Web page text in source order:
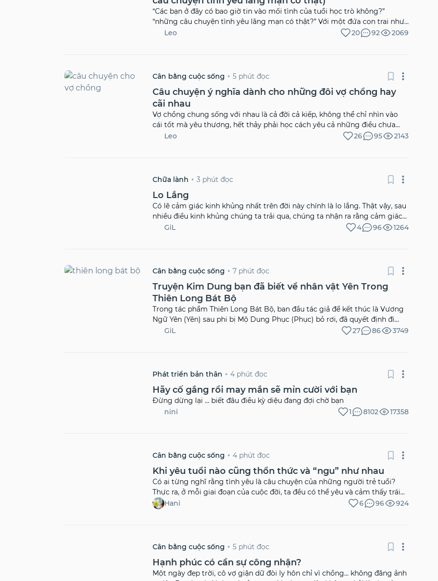
“Các bạn ở đây có bao giờ tin vào mối tình của tuổi học trò không?”
“những câu chuyện tình yêu lãng mạn có thật?” Với một đứa con trai như
tôi thì nếu hỏi tôi ở thời điểm khi mỗi ngày đều phải xin mẹ tiền đi học
Leo 20 92 2069
Cân bằng cuộc sống 5 phút đọc
Câu chuyện ý nghĩa dành cho những đôi vợ chồng hay
cãi nhau
Vợ chồng chung sống với nhau là cả đời cả kiếp, không thể chỉ nhìn vào
cái tốt mà yêu thương, hết thảy phải học cách yêu cả những điều chưa
Leo 26 95 2143
Chữa lành 3 phút đọc
Lo Lắng
Có lẽ cảm giác kinh khủng nhất trên đời này chính là lo lắng. Thật vậy, sau
nhiều điều kinh khủng chúng ta trải qua, chúng ta nhận ra rằng cảm giác
đáng sợ nhất không phải ngay khi điều đó xảy ra, mà chính là sự lo lắng
GiL 4 96 1264
Cân bằng cuộc sống 7 phút đọc
Truyện Kim Dung bạn đã biết về nhân vật Yên Trong
Thiên Long Bát Bộ
Trong tác phẩm Thiên Long Bát Bộ, ban đầu tác giả để kết thúc là Vương
Ngữ Yên (Yên) sau phi bị Mộ Dung Phục (Phục) bỏ rơi, đã quyết định đi
theo Đoàn Dự (Dự), cái kết là 2 người sống hạnh phúc, còn Phục thì bị
GiL 27 86 3749
Phát triển bản thân 4 phút đọc
Hãy cố gắng rồi may mắn sẽ mỉn cười với bạn
Đừng dừng lại … biết đâu điều kỳ diệu đang đợi chờ bạn
nini
1 8102 17358
Cân bằng cuộc sống 4 phút đọc
Khi yêu tuổi nào cũng thổn thức và “ngu” như nhau
Có ai từng nghĩ rằng tình yêu là câu chuyện của những người trẻ tuổi?
Thực ra, ở mỗi giai đoạn của cuộc đời, ta đều có thể yêu và cảm thấy trái
tim mình đập loạn nhịp chẳng khác gì một đứa trẻ mới biết yêu lần đầu.
Hani 6 96 924
Cân bằng cuộc sống 5 phút đọc
Hạnh phúc có cần sự công nhận?
Một ngày đẹp trời, cô vợ giận dữ đòi ly hôn chỉ vì chồng… không đăng ảnh